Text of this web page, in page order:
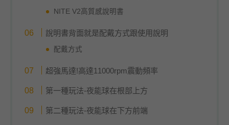
NITE V2高質感說明書
說明書背面就是配戴方式跟使用說明
配戴方式
超強馬達!高達11000rpm震動頻率
第一種玩法-夜能球在根部上方
第二種玩法-夜能球在下方前端